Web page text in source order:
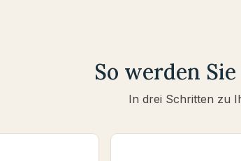
So werden
In drei Schritten zu